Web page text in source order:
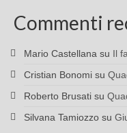
Commenti
Mario Castellana su Il
Cristian Bonomi su
Roberto Brusati su
Silvana Tamiozzo su